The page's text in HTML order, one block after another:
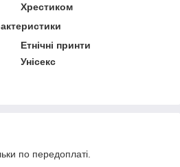
Хрестиком
Етнічні принти
Унісекс
по передоплаті.